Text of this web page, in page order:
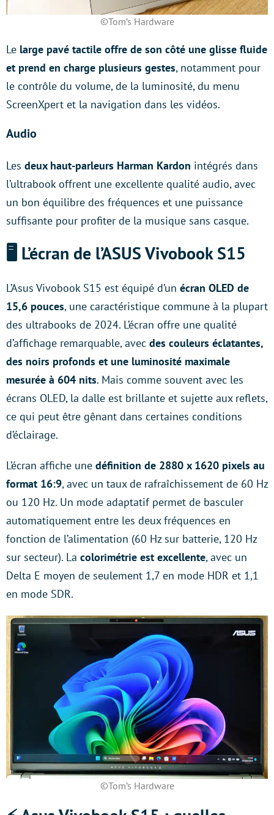
©Tom’s Hardware
Le large pavé tactile offre de son côté une glisse fluide
et prend en charge plusieurs gestes, notamment pour
le contrôle du volume, de la luminosité, du menu
ScreenXpert et la navigation dans les vidéos.
Audio
Les deux haut-parleurs Harman Kardon intégrés dans
l’ultrabook offrent une excellente qualité audio, avec
un bon équilibre des fréquences et une puissance
suffisante pour profiter de la musique sans casque.
🖥️ L’écran de l’ASUS Vivobook S15
L’Asus Vivobook S15 est équipé d’un écran OLED de
15,6 pouces, une caractéristique commune à la plupart
des ultrabooks de 2024. L’écran offre une qualité
d’affichage remarquable, avec des couleurs éclatantes,
des noirs profonds et une luminosité maximale
mesurée à 604 nits. Mais comme souvent avec les
écrans OLED, la dalle est brillante et sujette aux reflets,
ce qui peut être gênant dans certaines conditions
d’éclairage.
L’écran affiche une définition de 2880 x 1620 pixels au
format 16:9, avec un taux de rafraîchissement de 60 Hz
ou 120 Hz. Un mode adaptatif permet de basculer
automatiquement entre les deux fréquences en
fonction de l’alimentation (60 Hz sur batterie, 120 Hz
sur secteur). La colorimétrie est excellente, avec un
Delta E moyen de seulement 1,7 en mode HDR et 1,1
en mode SDR.
©Tom’s Hardware